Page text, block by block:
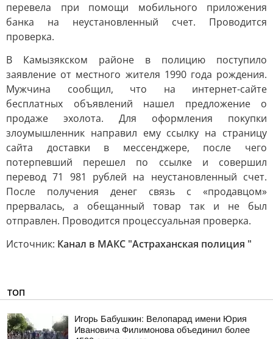
перевела при помощи мобильного приложения
банка на неустановленный счет. Проводится
проверка.
В Камызякском районе в полицию поступило
заявление от местного жителя 1990 года рождения.
Мужчина сообщил, что на интернет-сайте
бесплатных объявлений нашел предложение о
продаже эхолота. Для оформления покупки
злоумышленник направил ему ссылку на страницу
сайта доставки в мессенджере, после чего
потерпевший перешел по ссылке и совершил
перевод 71 981 рублей на неустановленный счет.
После получения денег связь с «продавцом»
прервалась, а обещанный товар так и не был
отправлен. Проводится процессуальная проверка.
Источник: Канал в МАКС "Астраханская полиция "
ТОП
Игорь Бабушкин: Велопарад имени Юрия
Ивановича Филимонова объединил более